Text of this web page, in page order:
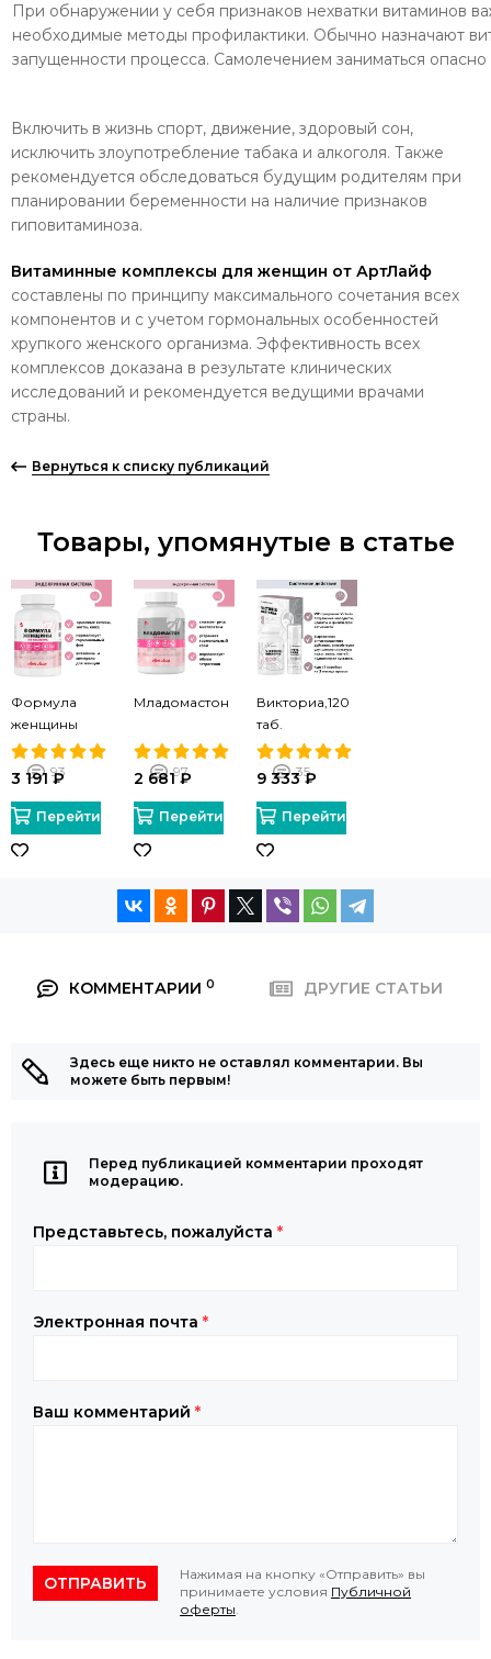
При обнаружении у себя признаков нехватки витаминов
необходимые методы профилактики. Обычно назначают
запущенности процесса. Самолечением заниматься опасно
Включить в жизнь спорт, движение, здоровый сон,
исключить злоупотребление табака и алкоголя. Также
рекомендуется обследоваться будущим родителям при
планировании беременности на наличие признаков
гиповитаминоза.
Витаминные комплексы для женщин от АртЛайф
составлены по принципу максимального сочетания всех
компонентов и с учетом гормональных особенностей
хрупкого женского организма. Эффективность всех
комплексов доказана в результате клинических
исследований и рекомендуется ведущими врачами
страны.
Вернуться к списку публикаций
Товары, упомянутые в статье
Формула
женщины
180т.
93
3 191 ₽
Перейти
Младомастон
97
2 681 ₽
Перейти
Викториа,120
таб.
35
9 333 ₽
Перейти
КОММЕНТАРИИ 0 ДРУГИЕ СТАТЬИ
Здесь еще никто не оставлял комментарии. Вы
можете быть первым!
Перед публикацией комментарии проходят
модерацию.
Представьтесь, пожалуйста *
Электронная почта *
Ваш комментарий *
ОТПРАВИТЬ
Нажимая на кнопку «Отправить» вы
принимаете условия Публичной
оферты.